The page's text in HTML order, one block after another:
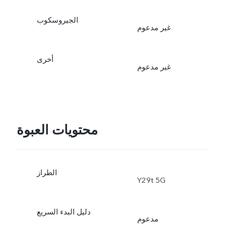
الجيروسكوب
غير مدعوم
أخرى
غير مدعوم
محتويات العبوة
الطراز
Y29t 5G
دليل البدء السريع
مدعوم